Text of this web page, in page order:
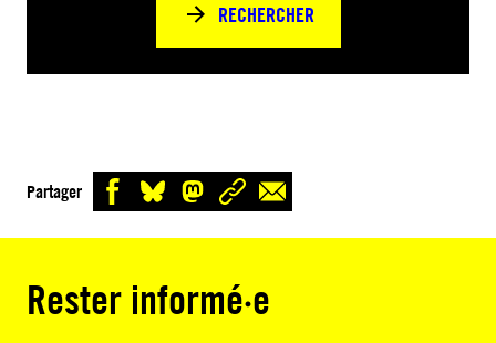
RECHERCHER
Partager
Rester informé·e